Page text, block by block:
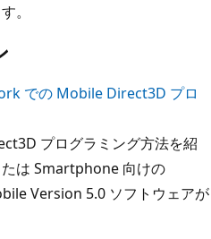
。
での Mobile Direct3D プロ
プログラミング方法を紹
は Smartphone 向けの
Version 5.0 ソフトウェアが